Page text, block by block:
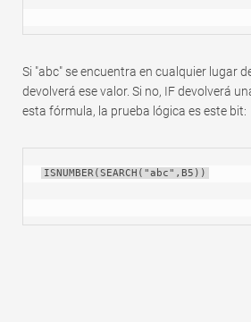
Si "abc" se encuentra en cualquier lugar
devolverá ese valor. Si no, IF devolverá
esta fórmula, la prueba lógica es este bit:
ISNUMBER(SEARCH("abc",B5))